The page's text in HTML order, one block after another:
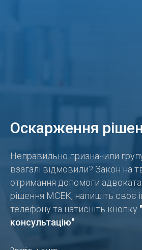
Оскарження
Неправильно призначили
взагалі відмовили? Закон на
отримання допомоги
рішення МСЕК, напишіть своє
телефону та натисніть кнопку
консультацію"